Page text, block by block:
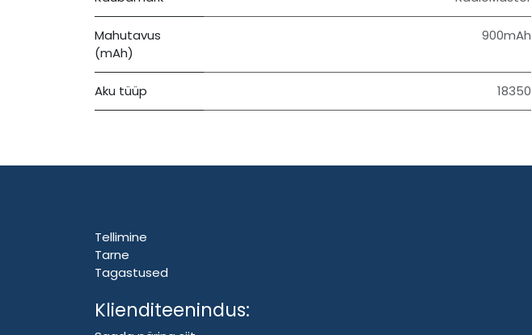
Mahutavus
(mAh)
900mAh
Aku tüüp 18350
Tellimine
Tarne
Tagastused
Klienditeenindus: